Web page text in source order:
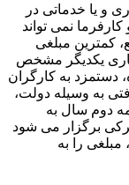
و یا خدماتی در
نمی تواند
کمترین مبلغی
یکدیگر مشخص
دستمزد به کارگران
به وسیله دولت،
دوم سال به
برگزار می شود
مبلغی را به